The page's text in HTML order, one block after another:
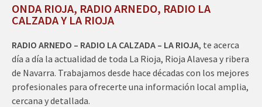
ONDA RIOJA, RADIO ARNEDO, RADIO LA
CALZADA Y LA RIOJA
RADIO ARNEDO – RADIO LA CALZADA – LA RIOJA, te acerca
día a día la actualidad de toda La Rioja, Rioja Alavesa y ribera
de Navarra. Trabajamos desde hace décadas con los mejores
profesionales para ofrecerte una información local amplia,
cercana y detallada.